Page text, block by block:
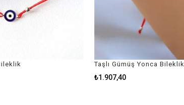
Taşlı Gümüş Yonca Bileklik
₺1.907,40